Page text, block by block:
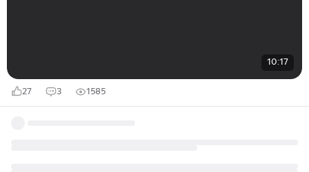
10:17
27 3 1585